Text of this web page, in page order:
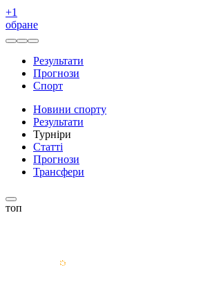
+1
обране
Результати
Прогнози
Спорт
Новини спорту
Результати
Турніри
Статті
Прогнози
Трансфери
топ